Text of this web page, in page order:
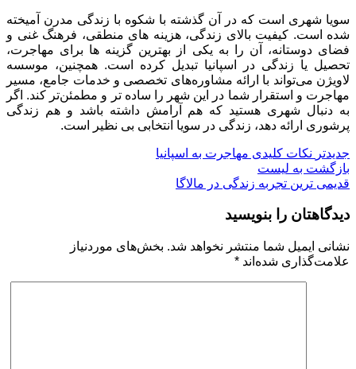
سویا شهری است که در آن گذشته با شکوه با زندگی مدرن آمیخته
شده است. کیفیت بالای زندگی، هزینه ‌های منطقی، فرهنگ غنی و
فضای دوستانه، آن را به یکی از بهترین گزینه ‌ها برای مهاجرت،
تحصیل یا زندگی در اسپانیا تبدیل کرده است. همچنین، موسسه
لاویژن می‌تواند با ارائه مشاوره‌های تخصصی و خدمات جامع، مسیر
مهاجرت و استقرار شما در این شهر را ساده‌ تر و مطمئن‌تر کند. اگر
به دنبال شهری هستید که هم آرامش داشته باشد و هم زندگی
پرشوری ارائه دهد، زندگی در سویا انتخابی بی ‌نظیر است.
جدیدتر نکات کلیدی مهاجرت به اسپانیا
بازگشت به لیست
قدیمی ترین تجربه زندگی در مالاگا
دیدگاهتان را بنویسید
نشانی ایمیل شما منتشر نخواهد شد. بخش‌های موردنیاز
علامت‌گذاری شده‌اند *